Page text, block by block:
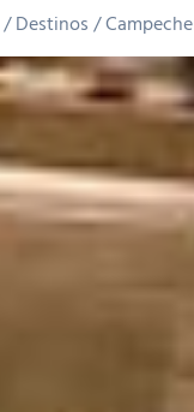
Destinos Campeche